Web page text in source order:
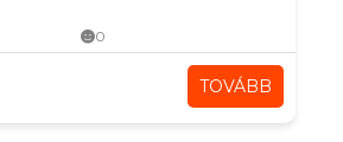
0
TOVÁBB